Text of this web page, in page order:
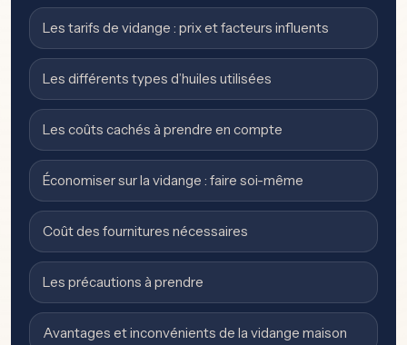
Les tarifs de vidange : prix et facteurs influents
Les différents types d’huiles utilisées
Les coûts cachés à prendre en compte
Économiser sur la vidange : faire soi-même
Coût des fournitures nécessaires
Les précautions à prendre
Avantages et inconvénients de la vidange maison